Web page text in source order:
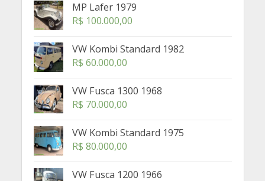
MP Lafer 1979
R$ 100.000,00
VW Kombi Standard 1982
R$ 60.000,00
VW Fusca 1300 1968
R$ 70.000,00
VW Kombi Standard 1975
R$ 80.000,00
VW Fusca 1200 1966